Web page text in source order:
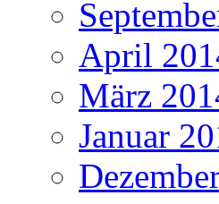
April
März
Januar